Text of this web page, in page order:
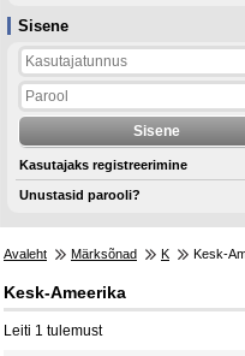
Sisene
Kasutajaks registreerimine
Unustasid parooli?
Avaleht Märksõnad K Kesk-
Kesk-Ameerika
Leiti 1 tulemust